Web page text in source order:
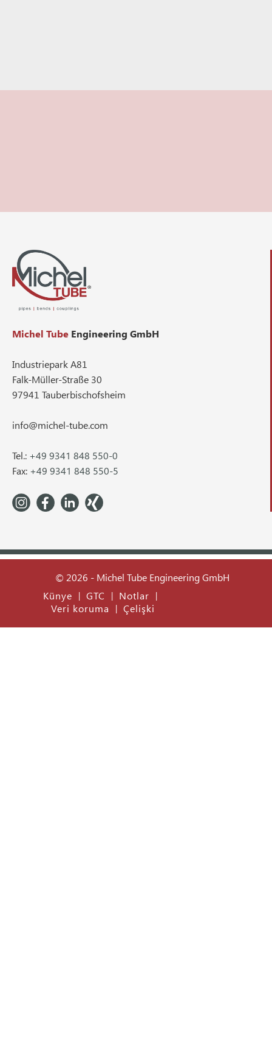
Michel Tube Engineering GmbH
Industriepark A81
Falk-Müller-Straße 30
97941 Tauberbischofsheim
info@michel-tube.com
Tel.: +49 9341 848 550-0
Fax: +49 9341 848 550-5
© 2026 - Michel Tube Engineering GmbH
Künye
| GTC | Notlar |
Veri koruma | Çelişki